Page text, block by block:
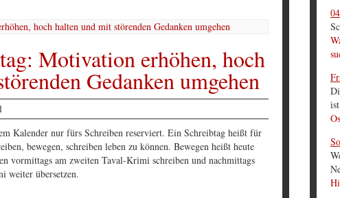
Motivation erhöhen, hoch
Gedanken umgehen
Kalender nur fürs Schreiben reserviert. Ein Schreibtag heißt für
bewegen, schreiben leben zu können. Bewegen heißt heute
vormittags am zweiten Taval-Krimi schreiben und nachmittags
weiter übersetzen.